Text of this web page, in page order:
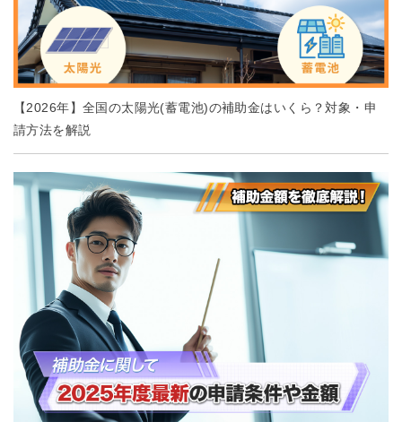
【2026年】全国の太陽光(蓄電池)の補助金はいくら？対象・申
請方法を解説